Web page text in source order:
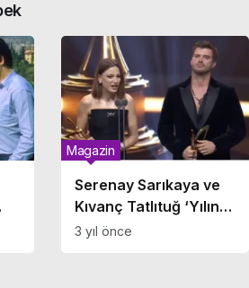
Serenay Sarıkaya ve
Kıvanç Tatlıtuğ ‘Yılın
En İyi Dizi Çifti’
Magazin
3 yıl önce